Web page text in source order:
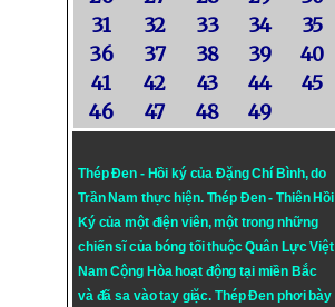
31
32 33 34
35
36
37 38 39
40
41
42 43 44
45
46
47 48 49
Thép Đen - Hồi ký của Đặng Chí Bình, do
Trần Nam thực hiện. Thép Đen- Thiên Hồi
Ký của một điện viên, một trong những
chiến sĩ của bóng tối thuộc Quân Lực Việt
Nam Cộng Hòa hoạt động tại miền Bắc
và đã sa vào tay giặc. Thép Đen phơi bày